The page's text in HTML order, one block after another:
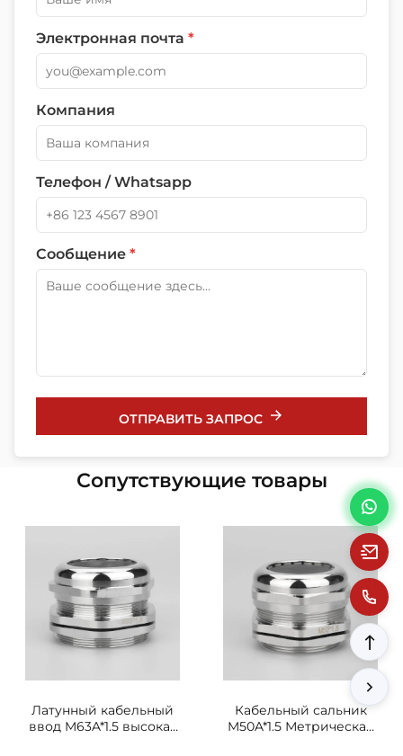
Электронная почта *
Компания
Телефон / Whatsapp
Сообщение *
ОТПРАВИТЬ ЗАПРОС
Сопутствующие товары
Латунный кабельный
ввод M63A*1.5 высокая
Кабельный сальник
M50A*1.5 Метрическая